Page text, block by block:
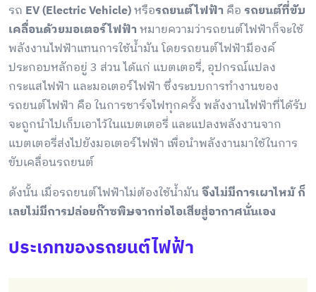
รถ EV (Electric Vehicle)หรือรถยนต์ไฟฟ้า คือ รถยนต์ที่ขับ
เคลื่อนด้วยมอเตอร์ไฟฟ้าหมายความว่ารถยนต์ไฟฟ้าก็จะใช้
พลังงานไฟฟ้าแทนการใช้น้ำมัน โดยรถยนต์ไฟฟ้ามีองค์
ประกอบหลักอยู่ 3 ส่วน ได้แก่ แบตเตอรี่, อุปกรณ์แปลง
กระแสไฟฟ้า และมอเตอร์ไฟฟ้า ซึ่งระบบการทำงานของ
รถยนต์ไฟฟ้า คือ ในการชาร์จไฟทุกครั้ง พลังงานไฟฟ้าที่ได้รับ
จะถูกนำไปเก็บเอาไว้ในแบตเตอรี่ และแปลงพลังงานจาก
แบตเตอรี่ส่งไปยังมอเตอร์ไฟฟ้า เพื่อนำพลังงานมาใช้ในการ
ขับเคลื่อนรถยนต์
ดังนั้น เมื่อรถยนต์ไฟฟ้าไม่ต้องใช้น้ำมันจึงไม่มีการเผาไหม้ ก็
เลยไม่มีการปล่อยก๊าซพิษจากท่อไอเสียสู่อากาศนั่นเอง
ประเภทของรถยนต์ไฟฟ้า